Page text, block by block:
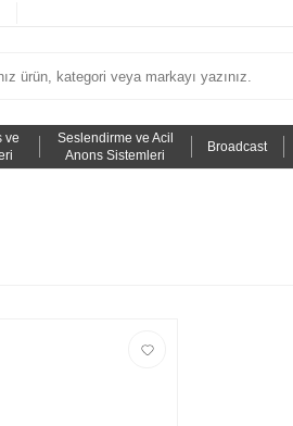
ve
Seslendirme ve Acil
Anons Sistemleri
Broadcast